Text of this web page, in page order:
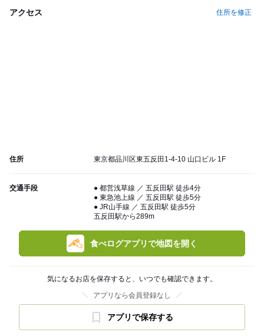
アクセス 住所を修正
住所 東京都品川区東五反田1-4-10 山口ビル 1F
交通手段
● 都営浅草線 ／ 五反田駅 徒歩4分
● 東急池上線 ／ 五反田駅 徒歩5分
● JR山手線 ／ 五反田駅 徒歩5分
五反田駅から289m
食べログアプリで地図を開く
気になるお店を保存すると、いつでも確認できます。
アプリなら会員登録なし
アプリで保存する